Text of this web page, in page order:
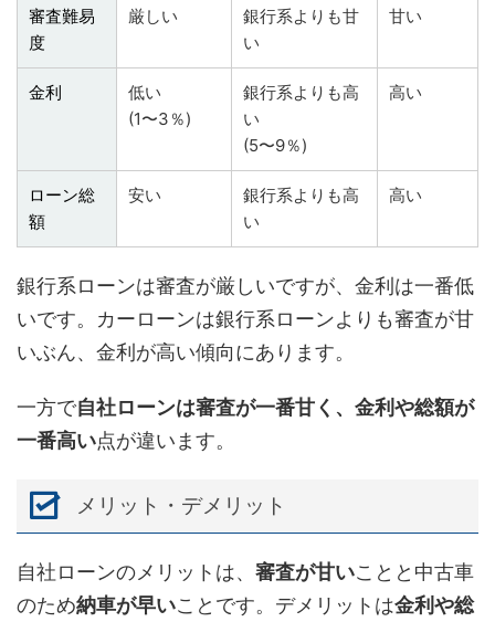
審査難易
度
厳しい
銀行系よりも甘
い
甘い
金利
低い
(1〜3％)
銀行系よりも高
い
(5〜9％)
高い
ローン総
額
安い
銀行系よりも高
い
高い
銀行系ローンは審査が厳しいですが、金利は一番低
いです。カーローンは銀行系ローンよりも審査が甘
いぶん、金利が高い傾向にあります。
一方で自社ローンは審査が一番甘く、金利や総額が
一番高い点が違います。
メリット・デメリット
自社ローンのメリットは、 審査が甘いことと中古車
のため納車が早いことです。デメリットは金利や総